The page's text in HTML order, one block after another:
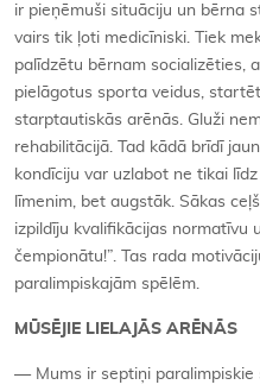
ir pieņēmuši situāciju un bērna
vairs tik ļoti medicīniski. Tiek
palīdzētu bērnam socializēties,
pielāgotus sporta veidus,
starptautiskās arēnās. Gluži
rehabilitācijā. Tad kādā brīdī
kondīciju var uzlabot ne tikai
līmenim, bet augstāk. Sākas
izpildīju kvalifikācijas normatīvu
čempionātu!”. Tas rada
paralimpiskajām spēlēm.
MŪSĒJIE LIELAJĀS ARĒNĀS
— Mums ir septiņi paralimpiskie